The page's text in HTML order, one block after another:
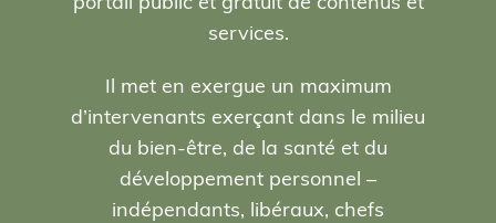
services.
Il met en exergue un maximum
d’intervenants exerçant dans le milieu
du bien-être, de la santé et du
développement personnel –
indépendants, libéraux, chefs